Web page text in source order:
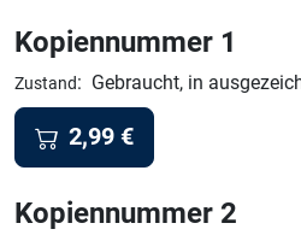
Kopiennummer 1
Zustand: Gebraucht, in
2,99 €
Kopiennummer 2